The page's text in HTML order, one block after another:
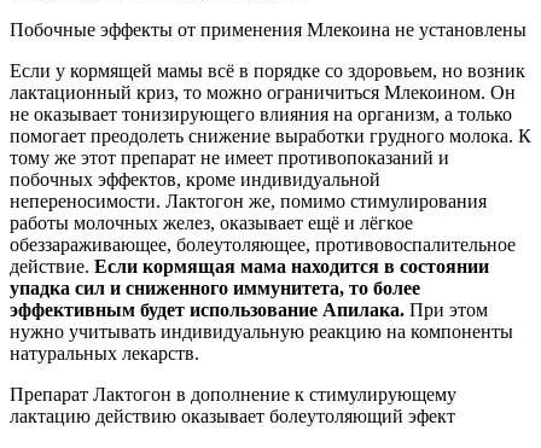
Побочные эффекты от применения Млекоина не установлены
Если у кормящей мамы всё в порядке со здоровьем, но возник
лактационный криз, то можно ограничиться Млекоином. Он
не оказывает тонизирующего влияния на организм, а только
помогает преодолеть снижение выработки грудного молока. К
тому же этот препарат не имеет противопоказаний и
побочных эффектов, кроме индивидуальной
непереносимости. Лактогон же, помимо стимулирования
работы молочных желез, оказывает ещё и лёгкое
обеззараживающее, болеутоляющее, противовоспалительное
действие. Если кормящая мама находится в состоянии
упадка сил и сниженного иммунитета, то более
эффективным будет использование Апилака. При этом
нужно учитывать индивидуальную реакцию на компоненты
натуральных лекарств.
Препарат Лактогон в дополнение к стимулирующему
лактацию действию оказывает болеутоляющий эфект